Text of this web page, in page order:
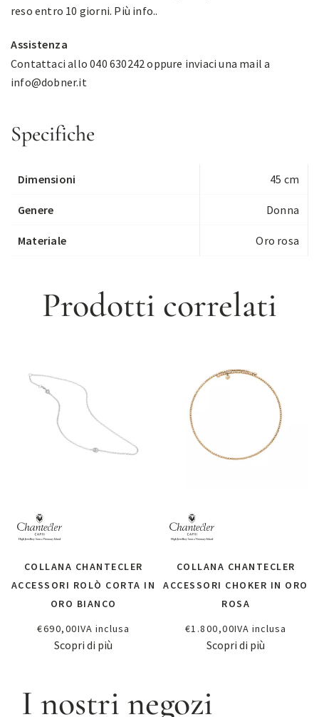
reso entro 10 giorni. Più info..
Assistenza
Contattaci allo 040 630242 oppure inviaci una mail a
info@dobner.it
Specifiche
Dimensioni 45 cm
Genere Donna
Materiale Oro rosa
Prodotti correlati
COLLANA CHANTECLER
ACCESSORI ROLÒ CORTA IN
ORO BIANCO
€690,00IVA inclusa
Scopri di più
COLLANA CHANTECLER
ACCESSORI CHOKER IN ORO
ROSA
€1.800,00IVA inclusa
Scopri di più
I nostri negozi